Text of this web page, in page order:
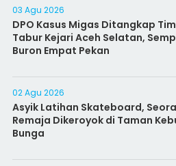
03 Agu 2026
DPO Kasus Migas Ditangkap Tim
Tabur Kejari Aceh Selatan,
Buron Empat Pekan
02 Agu 2026
Asyik Latihan Skateboard,
Remaja Dikeroyok di Taman
Bunga